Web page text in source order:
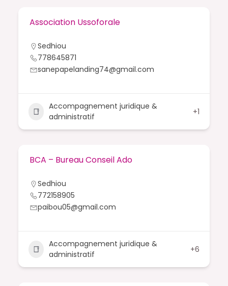
Association Ussoforale
Sedhiou
778645871
sanepapelanding74@gmail.com
Accompagnement juridique &
administratif
+1
BCA – Bureau Conseil Ado
Sedhiou
772158905
paibou05@gmail.com
Accompagnement juridique &
administratif
+6